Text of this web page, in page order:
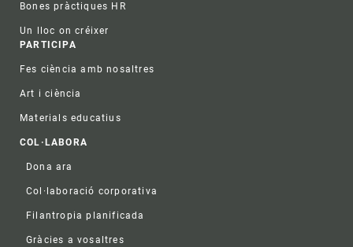
Bones pràctiques HR
Un lloc on créixer
PARTICIPA
Fes ciència amb nosaltres
Art i ciència
Materials educatius
COL·LABORA
Dona ara
Col·laboració corporativa
Filantropia planificada
Gràcies a vosaltres